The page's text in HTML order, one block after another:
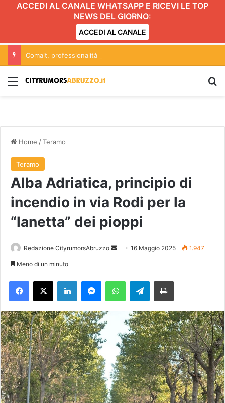
ACCEDI AL CANALE WHATSAPP E RICEVI LE TOP
NEWS DEL GIORNO:
ACCEDI AL CANALE
Comait, professionalità e serenità al servizio dei progetti
Menu
Home /Teramo
Teramo
Alba Adriatica, principio di
incendio in via Rodi per la
“lanetta” dei pioppi
Redazione CityrumorsAbruzzo
a
'
e
m
a
i
l
16 Maggio 2025 1.947
Meno di un minuto
Telegram